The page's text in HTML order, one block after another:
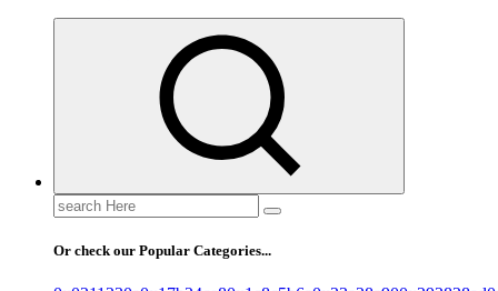
Search
for:
Or check our Popular Categories...